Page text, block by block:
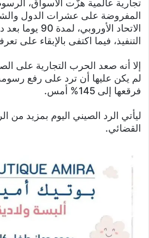
تجارية عالمية هزّت الأسواق،
المفروضة على عشرات الدول
الاتحاد الأوروبي،
التنفيذ، فيما اكتفى بالإبقاء على تعرفة
إلا أنه صعد الحرب التجارية على
فرقعها إلى 145% أمس.
ليأتي الرد الصيني اليوم بمزيد من
القضائي.